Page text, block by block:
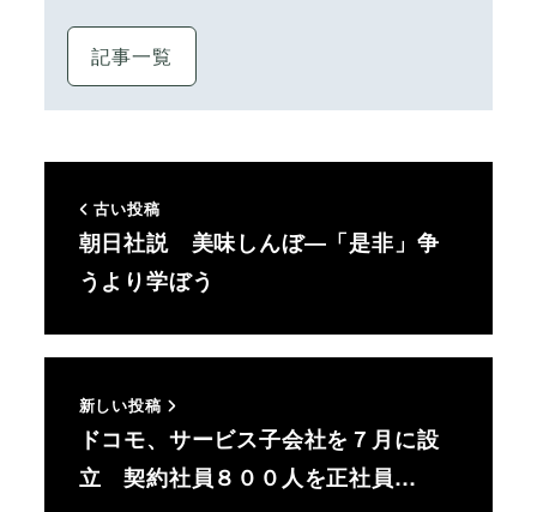
記事一覧
古い投稿
朝日社説 美味しんぼ―「是非」争
うより学ぼう
新しい投稿
ドコモ、サービス子会社を７月に設
立 契約社員８００人を正社員…